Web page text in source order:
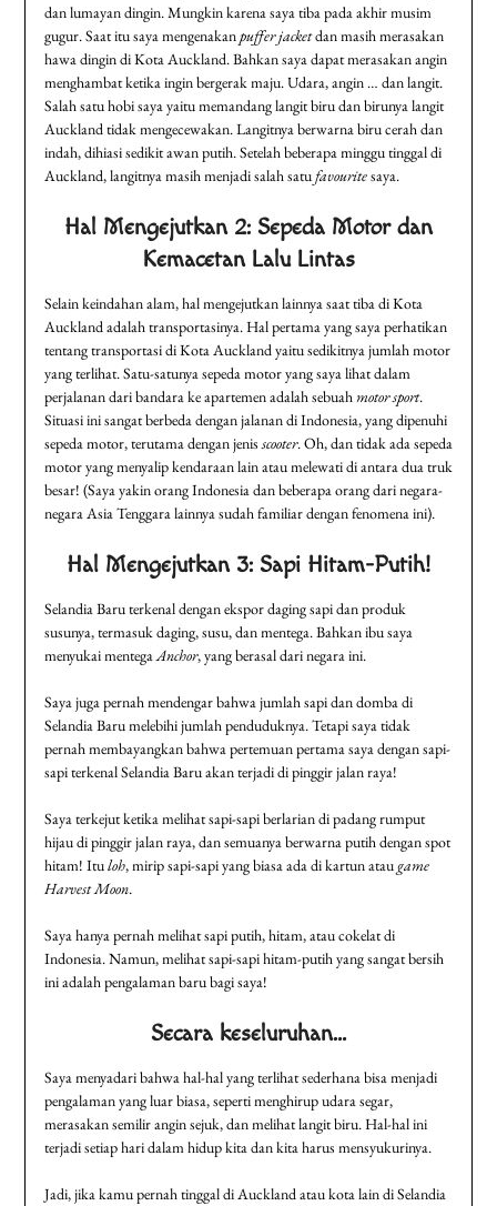
dan lumayan dingin. Mungkin karena saya tiba pada akhir musim
gugur. Saat itu saya mengenakanpuffer jacketdan masih merasakan
hawa dingin di Kota Auckland. Bahkan saya dapat merasakan angin
menghambat ketika ingin bergerak maju. Udara, angin … dan langit.
Salah satu hobi saya yaitu memandang langit biru dan birunya langit
Auckland tidak mengecewakan. Langitnya berwarna biru cerah dan
indah, dihiasi sedikit awan putih. Setelah beberapa minggu tinggal di
Auckland, langitnya masih menjadi salah satufavouritesaya.
Hal Mengejutkan 2: Sepeda Motor dan
Kemacetan Lalu Lintas
Selain keindahan alam, hal mengejutkan lainnya saat tiba di Kota
Auckland adalah transportasinya. Hal pertama yang saya perhatikan
tentang transportasi di Kota Auckland yaitu sedikitnya jumlah motor
yang terlihat. Satu-satunya sepeda motor yang saya lihat dalam
perjalanan dari bandara ke apartemen adalah sebuahmotor sport.
Situasi ini sangat berbeda dengan jalanan di Indonesia, yang dipenuhi
sepeda motor, terutama dengan jenisscooter. Oh, dan tidak ada sepeda
motor yang menyalip kendaraan lain atau melewati di antara dua truk
besar! (Saya yakin orang Indonesia dan beberapa orang dari negara-
negara Asia Tenggara lainnya sudah familiar dengan fenomena ini).
Hal Mengejutkan 3: Sapi Hitam-Putih!
Selandia Baru terkenal dengan ekspor daging sapi dan produk
susunya, termasuk daging, susu, dan mentega. Bahkan ibu saya
menyukai mentegaAnchor, yang berasal dari negara ini.
Saya juga pernah mendengar bahwa jumlah sapi dan domba di
Selandia Baru melebihi jumlah penduduknya. Tetapi saya tidak
pernah membayangkan bahwa pertemuan pertama saya dengan sapi-
sapi terkenal Selandia Baru akan terjadi di pinggir jalan raya!
Saya terkejut ketika melihat sapi-sapi berlarian di padang rumput
hijau di pinggir jalan raya, dan semuanya berwarna putih dengan spot
hitam! Ituloh, mirip sapi-sapi yang biasa ada di kartun ataugame
Harvest Moon.
Saya hanya pernah melihat sapi putih, hitam, atau cokelat di
Indonesia. Namun, melihat sapi-sapi hitam-putih yang sangat bersih
ini adalah pengalaman baru bagi saya!
Secara keseluruhan…
Saya menyadari bahwa hal-hal yang terlihat sederhana bisa menjadi
pengalaman yang luar biasa, seperti menghirup udara segar,
merasakan semilir angin sejuk, dan melihat langit biru. Hal-hal ini
terjadi setiap hari dalam hidup kita dan kita harus mensyukurinya.
Jadi, jika kamu pernah tinggal di Auckland atau kota lain di Selandia